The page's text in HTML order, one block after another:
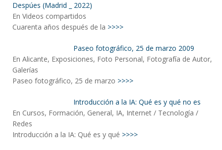
Despúes (Madrid _ 2022)
En Videos compartidos
Cuarenta años después de la >>>>
Paseo fotográfico, 25 de marzo 2009
En Alicante, Exposiciones, Foto Personal, Fotografía de Autor,
Galerías
Paseo fotográfico, 25 de marzo >>>>
Introducción a la IA: Qué es y qué no es
En Cursos, Formación, General, IA, Internet / Tecnología /
Redes
Introducción a la IA: Qué es y qué >>>>